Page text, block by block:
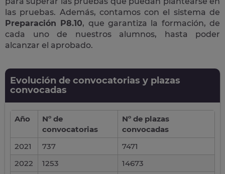
las pruebas. Además, contamos con el sistema de
Preparación P8.10, que garantiza la formación, de
cada uno de nuestros alumnos, hasta poder
alcanzar el aprobado.
Evolución de convocatorias y plazas
convocadas
Año
Nº de
convocatorias
Nº de plazas
convocadas
2021
737
7471
2022
1253
14673